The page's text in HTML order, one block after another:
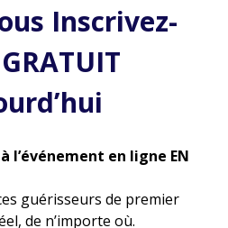
Inscrivez-
l’événement en ligne EN
guérisseurs de premier
de n’importe où.